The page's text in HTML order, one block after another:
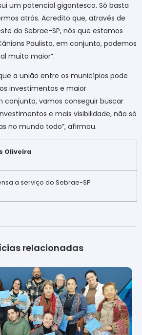
um potencial gigantesco. Só basta
atrás. Acredito que, através de
do Sebrae-SP, nós que estamos
Paulista, em conjunto, podemos
muito maior”.
a união entre os municípios pode
investimentos e maior
conjunto, vamos conseguir buscar
e mais visibilidade, não só
no mundo todo”, afirmou.
Oliveira
a serviço do Sebrae-SP
relacionadas